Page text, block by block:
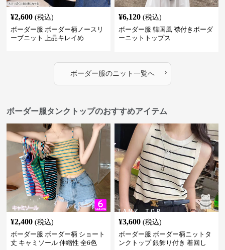
¥2,600 (税込)
ボーダー服 ボーダー柄ノースリ
ーブニット 上品キレイめ
¥6,120 (税込)
ボーダー服 韓国風 襟付きボーダ
ーニットトップス
ボーダー服のニット 一覧へ ›
ボーダー服タンクトップのおすすめアイテム
¥2,400 (税込)
ボーダー服 ボーダー柄 ショート
丈 キャミソール 伸縮性 全6色
¥3,600 (税込)
ボーダー服 ボーダー柄ニットタ
ンクトップ 銀飾り付き 着回し